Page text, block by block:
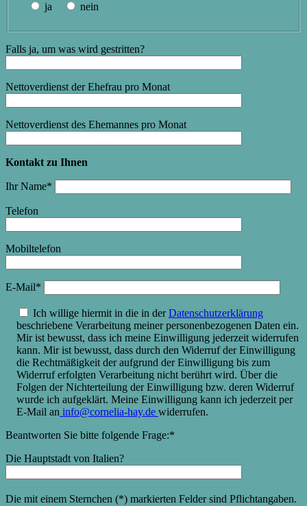
ja nein
Falls ja, um was wird gestritten?
Nettoverdienst der Ehefrau pro Monat
Nettoverdienst des Ehemannes pro Monat
Kontakt zu Ihnen
Ihr Name*
Telefon
Mobiltelefon
E-Mail*
Ich willige hiermit in die in derDatenschutzerklärung
beschriebene Verarbeitung meiner personenbezogenen Daten ein.
Mir ist bewusst, dass ich meine Einwilligung jederzeit widerrufen
kann. Mir ist bewusst, dass durch den Widerruf der Einwilligung
die Rechtmäßigkeit der aufgrund der Einwilligung bis zum
Widerruf erfolgten Verarbeitung nicht berührt wird. Über die
Folgen der Nichterteilung der Einwilligung bzw. deren Widerruf
wurde ich aufgeklärt. Meine Einwilligung kann ich jederzeit per
E-Mail an info@cornelia-hay.de widerrufen.
Beantworten Sie bitte folgende Frage:*
Die Hauptstadt von Italien?
lasse
Die mit einem Sternchen (*) markierten Felder sind Pflichtangaben.